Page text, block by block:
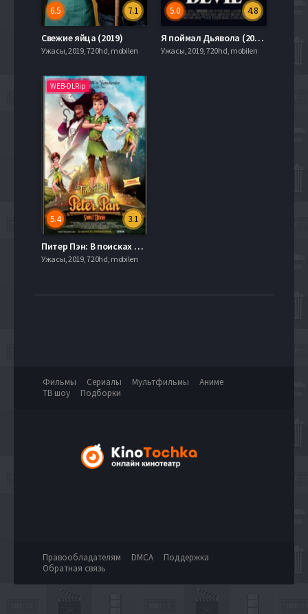
7.1
6.5
Свежие яйца (2019)
Ужасы, 2019, 720hd, mobilen
4.8
5.0
Я поймал Дьявола (2019)
Ужасы, 2019, 720hd, mobilen
WEB-DLRip
3.1
5.4
Питер Пэн: В поисках магической книги (2018)
Ужасы, 2019, 720hd, mobilen
Фильмы Сериалы Мультфильмы
Аниме
ТВ шоу
Подборки
Правообладателям DMCA
Поддержка
Обратная связь